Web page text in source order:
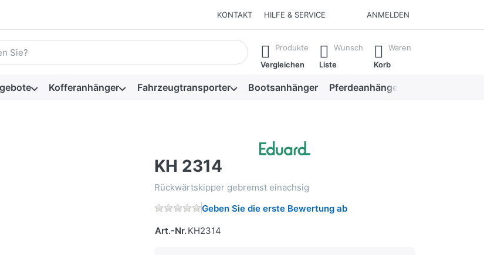
KONTAKT HILFE & SERVICE ANMELDEN
ein. Während Sie tippen, erscheinen automatisch erste Ergebnisse. Drücken Sie die Eingabetaste, um alle
Produkte
Vergleichen
Wunsch
Liste
Waren
Korb
Kofferanhänger Fahrzeugtransporter Bootsanhänger Pferdeanhänger
KH 2314
Rückwärtskipper gebremst einachsig
Geben Sie die erste Bewertung ab
Art.-Nr.KH2314